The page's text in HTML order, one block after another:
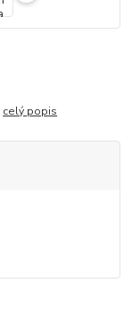
celý popis